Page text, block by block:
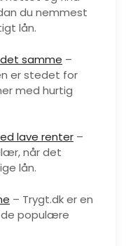
du nemmest
lån.
samme –
er stedet for
med hurtig
lave renter –
når det
lån.
– Trygt.dk er en
de populære